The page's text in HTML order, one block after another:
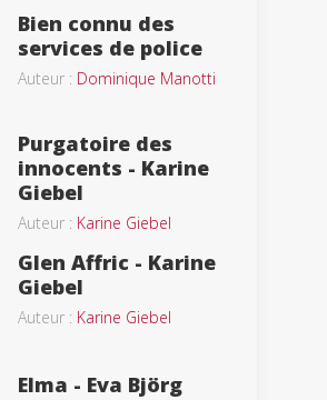
Bien connu des
services de police
Auteur : Dominique Manotti
Purgatoire des
innocents - Karine
Giebel
Auteur : Karine Giebel
Glen Affric - Karine
Giebel
Auteur : Karine Giebel
Elma - Eva Björg